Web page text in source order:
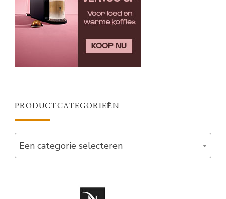
PRODUCTCATEGORIEËN
Een categorie selecteren